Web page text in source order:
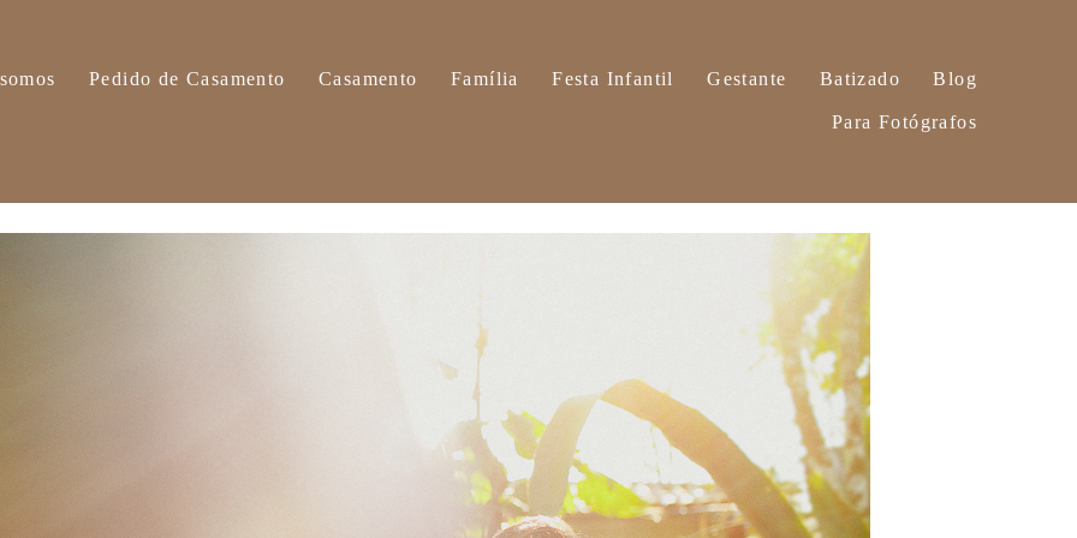
Pedido de Casamento Casamento Família Festa Infantil Gestante Batizado Blog
Para Fotógrafos